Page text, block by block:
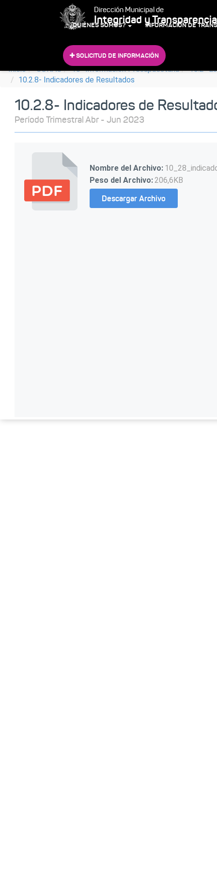
Dirección Municipal de
Integridad y Transparencia
¿QUIÉNES SOMOS? INFORMACIÓN DE
SOLICITUD DE INFORMACIÓN
Inicio CONAC 10- Información Presupuestaria
10.2-
10.2.8- Indicadores de Resultados
10.2.8- Indicadores de
Período Trimestral Abr - Jun 2023
Nombre del Archivo:
Peso del Archivo:206,6KB
Descargar Archivo